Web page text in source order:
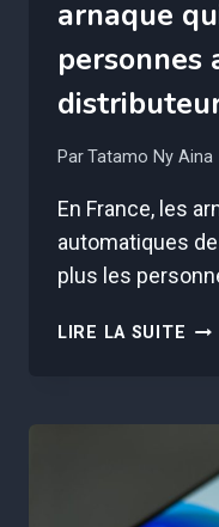
arnaque
personnes
ParTatamo Ny Aina
En France, les
automatiques
plus les
LIRE LA SUITE
VISE
LES